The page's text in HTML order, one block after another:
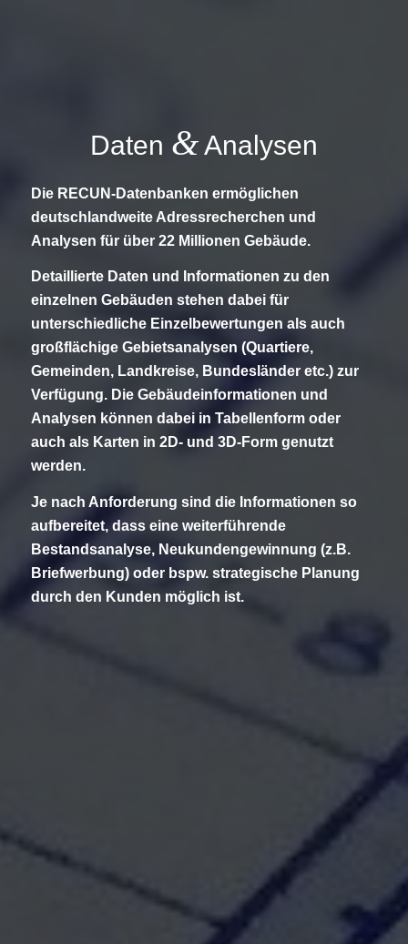
Daten &Analysen
Die RECUN-Datenbanken ermöglichen
deutschlandweite Adressrecherchen und
Analysen für über 22 Millionen Gebäude.
Detaillierte Daten und Informationen zu den
einzelnen Gebäuden stehen dabei für
unterschiedliche Einzelbewertungen als auch
großflächige Gebietsanalysen (Quartiere,
Gemeinden, Landkreise, Bundesländer etc.) zur
Verfügung. Die Gebäudeinformationen und
Analysen können dabei in Tabellenform oder
auch als Karten in 2D- und 3D-Form genutzt
werden.
Je nach Anforderung sind die Informationen so
aufbereitet, dass eine weiterführende
Bestandsanalyse, Neukundengewinnung (z.B.
Briefwerbung) oder bspw. strategische Planung
durch den Kunden möglich ist.